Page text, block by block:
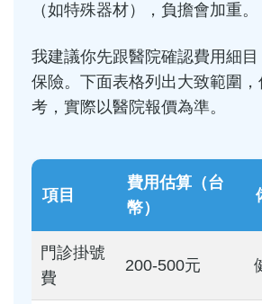
（如特殊器材），負擔會加重。
我建議你先跟醫院確認費用細
保險。下面表格列出大致範圍
考，實際以醫院報價為準。
項目
費用估算（台
幣）
門診掛號
費
200-500元